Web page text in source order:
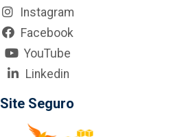
Instagram
Facebook
YouTube
Linkedin
Site Seguro